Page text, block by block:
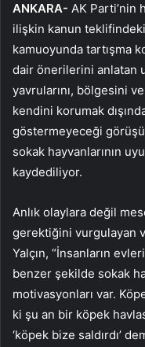
ANKARA- AK Parti’nin
ilişkin kanun
kamuoyunda tartışma
dair önerilerini anlatan
yavrularını, bölgesini
kendini korumak
göstermeyeceği
sokak hayvanlarının
kaydediliyor.
Anlık olaylara değil
gerektiğini vurgulayan
Yalçın, “İnsanların
benzer şekilde sokak
motivasyonları var.
ki şu an bir köpek
‘köpek bize saldırdı’